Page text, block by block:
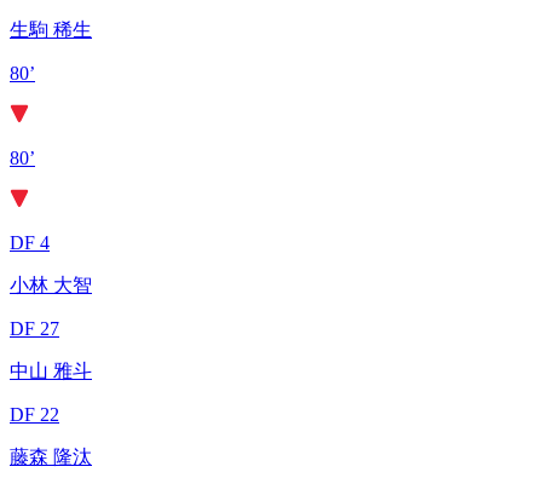
生駒 稀生
80’
80’
DF 4
小林 大智
DF 27
中山 雅斗
DF 22
藤森 隆汰